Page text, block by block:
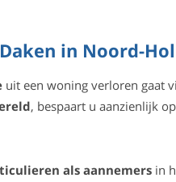
in Noord-
uit een woning verloren gaat
, bespaart u aanzienlijk
als aannemersin